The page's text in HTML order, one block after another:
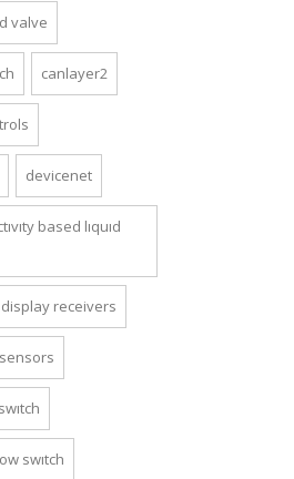
valve
canlayer2
devicenet
based liquid
receivers
switch